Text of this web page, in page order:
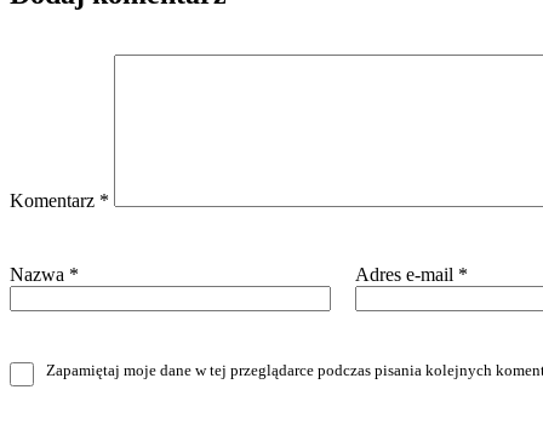
Komentarz *
Nazwa * Adres e-mail *
Zapamiętaj moje dane w tej przeglądarce podczas pisania kolejnych